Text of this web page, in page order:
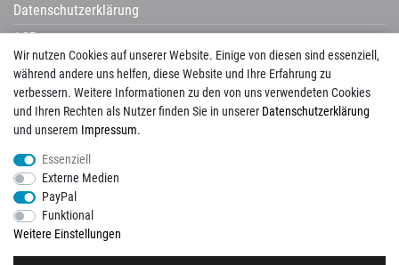
Wir nutzen Cookies auf unserer Website. Einige von diesen sind essenziell,
während andere uns helfen, diese Website und Ihre Erfahrung zu
verbessern. Weitere Informationen zu den von uns verwendeten Cookies
und Ihren Rechten als Nutzer finden Sie in unserer Daten­schutz­erklärung
und unserem Impressum.
Essenziell
Externe Medien
PayPal
Funktional
Weitere Einstellungen
Datenschutzerklärung
AGB
Widerrufsrecht
Avenarius
Corpotherma
Del Conca
ermes aurelia
HSK
Imso KIS
Pecasa
Placke progetto baucer